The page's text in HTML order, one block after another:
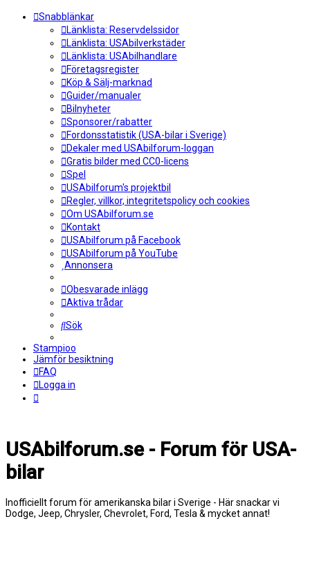
Snabblänkar
Länklista: Reservdelssidor
Länklista: USAbilverkstäder
Länklista: USAbilhandlare
Företagsregister
Köp & Sälj-marknad
Guider/manualer
Bilnyheter
Sponsorer/rabatter
Fordonsstatistik (USA-bilar i Sverige)
Dekaler med USAbilforum-loggan
Gratis bilder med CC0-licens
Spel
USAbilforum's projektbil
Regler, villkor, integritetspolicy och cookies
Om USAbilforum.se
Kontakt
USAbilforum på Facebook
USAbilforum på YouTube
Annonsera
Obesvarade inlägg
Aktiva trådar
Sök
Stampioo
Jämför besiktning
FAQ
Logga in
USAbilforum.se - Forum för USA-
bilar
Inofficiellt forum för amerikanska bilar i Sverige - Här snackar vi
Dodge, Jeep, Chrysler, Chevrolet, Ford, Tesla & mycket annat!